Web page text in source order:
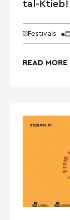
tal-Ktieb!
Festivals
READ MORE